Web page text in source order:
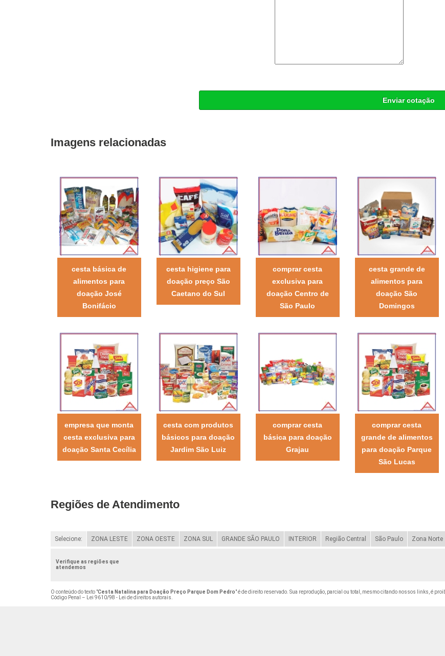
Enviar cotação
Imagens relacionadas
cesta básica de
alimentos para
doação José
Bonifácio
cesta higiene para
doação preço São
Caetano do Sul
comprar cesta
exclusiva para
doação Centro de
São Paulo
cesta grande de
alimentos para
doação São
Domingos
empresa que monta
cesta exclusiva para
doação Santa Cecília
cesta com produtos
básicos para doação
Jardim São Luiz
comprar cesta
básica para doação
Grajau
comprar cesta
grande de alimentos
para doação Parque
São Lucas
Regiões de Atendimento
Selecione: ZONA LESTE ZONA OESTE ZONA SUL GRANDE SÃO PAULO INTERIOR Região Central São Paulo Zona Norte
Verifique as regiões que
atendemos
O conteúdo do texto "Cesta Natalina para Doação Preço Parque Dom Pedro" é de direito reservado. Sua reprodução, parcial ou total, mesmo citando nossos links, é
Código Penal –
Lei 9610/98 - Lei de direitos autorais